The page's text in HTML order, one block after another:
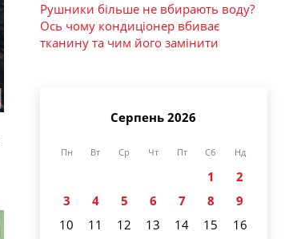
Рушники більше не вбирають воду?
Ось чому кондиціонер вбиває
тканину та чим його замінити
Серпень 2026
Пн Вт Ср Чт Пт Сб Нд
1
2
3
4 5 6 7 8
9
10
11 12 13 14 15
16